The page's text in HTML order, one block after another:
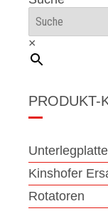
×
PRODUKT-
Kinshofer
Rotatoren